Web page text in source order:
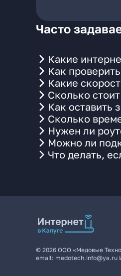
Часто
Какие
Как
Какие
Сколько
Как оставить
Сколько
Нужен ли
Можно ли
Что делать,
© 2026 ООО «Медовые
email: medotech.info@ya.ru